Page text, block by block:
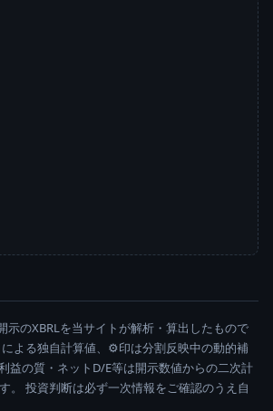
示のXBRLを当サイトが解析・算出したもので
よる独自計算値、⚙印は分割反映中の動的補
益の質・ネットD/E等は開示数値からの二次計
。 投資判断は必ず一次情報をご確認のうえ自